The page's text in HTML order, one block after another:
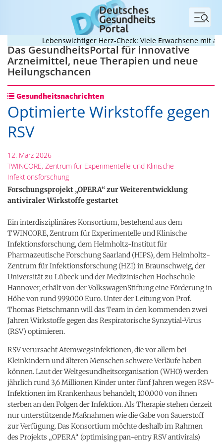
Menü
Lebenswichtiger Herz-Check: Viele Erwachsene mit
Das GesundheitsPortal für innovative
Arzneimittel, neue Therapien und neue
Heilungschancen
Gesundheitsnachrichten
Optimierte Wirkstoffe gegen
RSV
12. März 2026
-
TWINCORE, Zentrum für Experimentelle und Klinische
Infektionsforschung
Forschungsprojekt „OPERA“ zur Weiterentwicklung
antiviraler Wirkstoffe gestartet
Ein interdisziplinäres Konsortium, bestehend aus dem
TWINCORE, Zentrum für Experimentelle und Klinische
Infektionsforschung, dem Helmholtz-Institut für
Pharmazeutische Forschung Saarland (HIPS), dem Helmholtz-
Zentrum für Infektionsforschung (HZI) in Braunschweig, der
Universität zu Lübeck und der Medizinischen Hochschule
Hannover, erhält von der VolkswagenStiftung eine Förderung in
Höhe von rund 999.000 Euro. Unter der Leitung von Prof.
Thomas Pietschmann will das Team in den kommenden zwei
Jahren Wirkstoffe gegen das Respiratorische Synzytial-Virus
(RSV) optimieren.
RSV verursacht Atemwegsinfektionen, die vor allem bei
Kleinkindern und älteren Menschen schwere Verläufe haben
können. Laut der Weltgesundheitsorganisation (WHO) werden
jährlich rund 3,6 Millionen Kinder unter fünf Jahren wegen RSV-
Infektionen im Krankenhaus behandelt, 100.000 von ihnen
sterben an den Folgen der Infektion. Als Therapie stehen derzeit
nur unterstützende Maßnahmen wie die Gabe von Sauerstoff
zur Verfügung. Das Konsortium möchte deshalb im Rahmen
des Projekts „OPERA“ (optimising pan-entry RSV antivirals)